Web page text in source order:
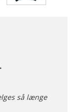
så længe